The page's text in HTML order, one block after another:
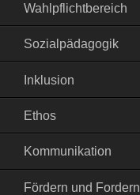
Wahlpflichtbereich
Sozialpädagogik
Inklusion
Ethos
Kommunikation
Fördern und Fordern